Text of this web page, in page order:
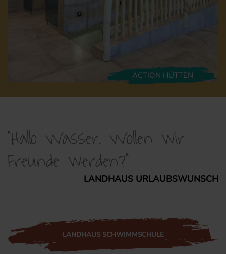
ACTION HÜTTEN
"Hallo Wasser. Wollen wir
Freunde werden?"
LANDHAUS URLAUBSWUNSCH
LANDHAUS SCHWIMMSCHULE